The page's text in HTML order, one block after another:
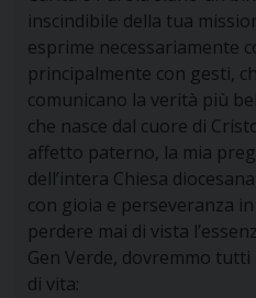
inscindibile della tua
esprime necessariamente
principalmente con gesti,
comunicano la verità più
che nasce dal cuore di
affetto paterno, la mia
dell’intera Chiesa
con gioia e perseveranza
perdere mai di vista
Gen Verde, dovremmo
di vita: